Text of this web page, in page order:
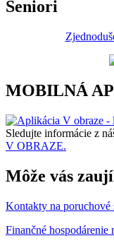
Seniori
MOBILNÁ
Sledujte informácie z
V OBRAZE.
Môže vás
Kontakty na poruchové
Finančné hospodárenie